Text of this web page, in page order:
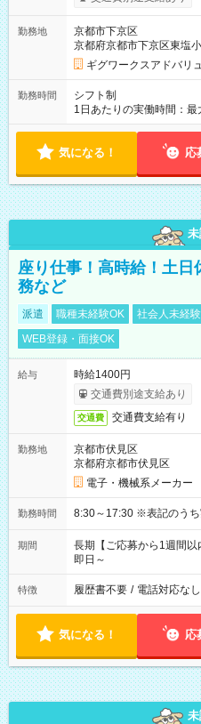
勤務地
京都市下京区
京都府京都市下京区東塩
ギグワークスアドバリ
勤務時間
シフト制
1日あたりの実働時間：
時00分
気になる！ 応
座り仕事！高時給！土日
務など
派遣 職種未経験OK 社会人未経
WEB登録・面接OK
給与
時給1400円
交通費別途支給あり
交通費 交通費支給有り
勤務地
京都市伏見区
京都府京都市伏見区
電子・機械系メーカー
勤務時間 8:30～17:30 ※表記
期間
長期【ご応募から1週間以
即日～
特徴 履歴書不要 / 電話対応なし
気になる！ 応